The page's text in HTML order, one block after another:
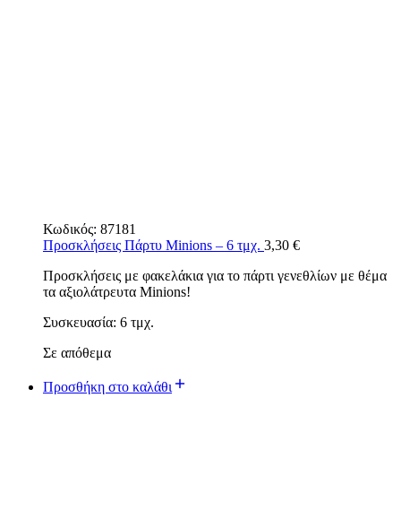
Κωδικός: 87181
Προσκλήσεις Πάρτυ Minions – 6 τμχ. 3,30 €
Προσκλήσεις με φακελάκια για το πάρτι γενεθλίων με θέμα
τα αξιολάτρευτα Minions!
Συσκευασία: 6 τμχ.
Σε απόθεμα
Προσθήκη στο καλάθι